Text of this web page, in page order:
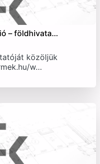
– földhivata…
közöljük
w…